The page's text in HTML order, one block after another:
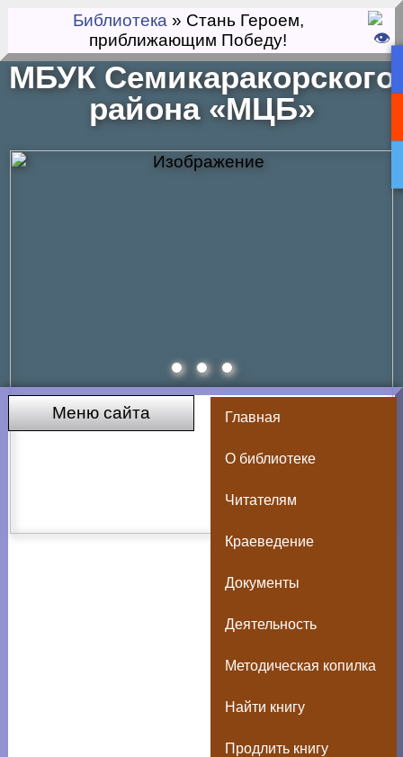
Библиотека » Стань Героем,
приближающим Победу!
МБУК Семикаракорского
района «МЦБ»
Меню сайта Главная
О библиотеке
Читателям
Краеведение
Документы
Деятельность
Методическая копилка
Найти книгу
Продлить книгу